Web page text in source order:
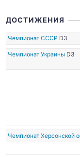
ДОСТИЖЕНИЯ
Чемпионат СССР D3
Чемпионат Украины D3
Чемпионат Херсонской